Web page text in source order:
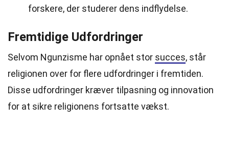
forskere, der studerer dens indflydelse.
Fremtidige Udfordringer
Selvom Ngunzisme har opnået stor succes, står
religionen over for flere udfordringer i fremtiden.
Disse udfordringer kræver tilpasning og innovation
for at sikre religionens fortsatte vækst.